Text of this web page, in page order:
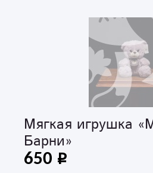
Мягкая игрушка
Барни»
650